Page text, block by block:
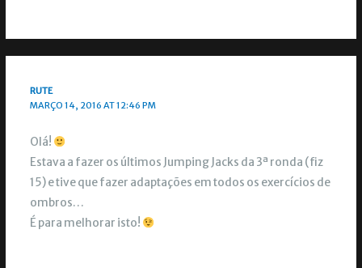
RUTE
MARÇO 14, 2016 AT 12:46 PM
Olá!
Estava a fazer os últimos Jumping Jacks da 3ª ronda (fiz
15) e tive que fazer adaptações em todos os exercícios de
ombros…
É para melhorar isto!